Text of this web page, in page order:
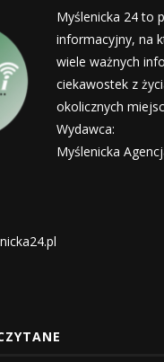
Myślenicka 24 to
informacyjny, na
wiele ważnych
ciekawostek z
okolicznych
Wydawca:
Myślenicka